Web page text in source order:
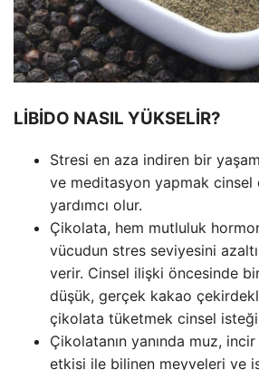
LİBİDO NASIL YÜKSELİR?
Stresi en aza indiren bir
ve meditasyon yapmak cinsel
yardımcı olur.
Çikolata, hem mutluluk
vücudun stres seviyesini
verir. Cinsel ilişki öncesinde
düşük, gerçek kakao
çikolata tüketmek cinsel isteği
Çikolatanın yanında muz,
etkisi ile bilinen meyveleri ve